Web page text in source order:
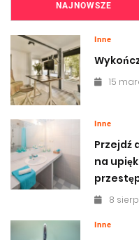
NAJNOWSZE
Inne
15
Inne
Przejdź
na
8
Inne